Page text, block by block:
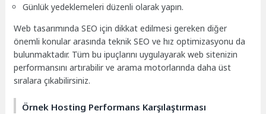
Günlük yedeklemeleri düzenli olarak yapın.
Web tasarımında SEO için dikkat edilmesi gereken diğer
önemli konular arasında teknik SEO ve hız optimizasyonu da
bulunmaktadır. Tüm bu ipuçlarını uygulayarak web sitenizin
performansını artırabilir ve arama motorlarında daha üst
sıralara çıkabilirsiniz.
Örnek Hosting Performans Karşılaştırması